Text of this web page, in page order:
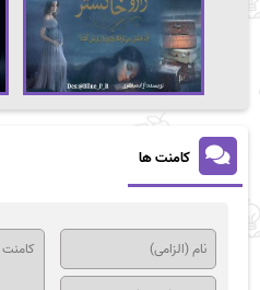
کامنت ها